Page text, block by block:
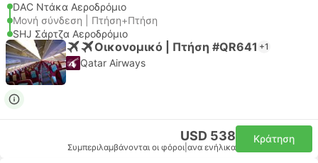
DAC Ντάκα Αεροδρόμιο
Μονή σύνδεση | Πτήση+Πτήση
SHJ Σάρτζα Αεροδρόμιο
Οικονομικό | Πτήση #QR641 +1
Qatar Airways
USD 538
Συμπεριλαμβάνονται οι φόροι ανα ενήλικα
Κράτηση